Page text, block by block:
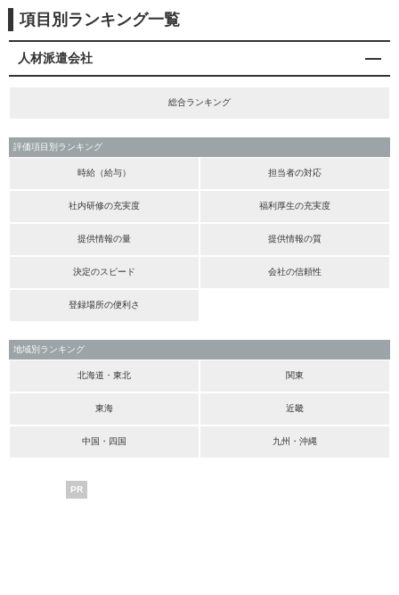
項目別ランキング一覧
人材派遣会社
総合ランキング
評価項目別ランキング
時給（給与） 担当者の対応
社内研修の充実度 福利厚生の充実度
提供情報の量 提供情報の質
決定のスピード 会社の信頼性
登録場所の便利さ
地域別ランキング
北海道・東北 関東
東海 近畿
中国・四国 九州・沖縄
PR